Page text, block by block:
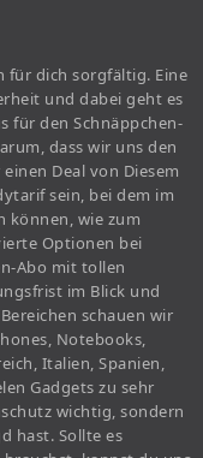
für dich sorgfältig. Eine
und dabei geht es
für den Schnäppchen-
dass wir uns den
Deal von Diesem
sein, bei dem im
können, wie zum
Optionen bei
Abo mit tollen
im Blick und
schauen wir
Notebooks,
Italien, Spanien,
Gadgets zu sehr
wichtig, sondern
hast. Sollte es